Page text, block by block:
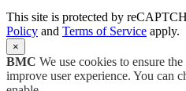
This site is protected by
Policy and Terms of Service apply.
×
BMC We use cookies to ensure
improve user experience. You can